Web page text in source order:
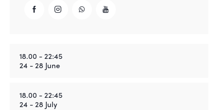
18.00 - 22:45
24 - 28 June
18.00 - 22:45
24 - 28 July